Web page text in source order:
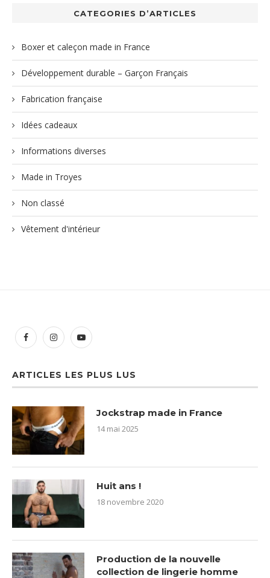
CATEGORIES D’ARTICLES
Boxer et caleçon made in France
Développement durable – Garçon Français
Fabrication française
Idées cadeaux
Informations diverses
Made in Troyes
Non classé
Vêtement d'intérieur
ARTICLES LES PLUS LUS
Jockstrap made in France
14 mai 2025
Huit ans !
18 novembre 2020
Production de la nouvelle
collection de lingerie homme